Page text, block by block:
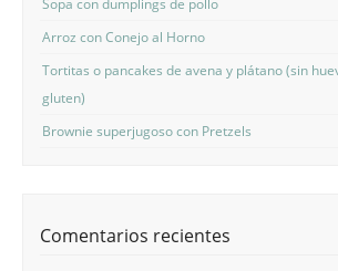
Arroz con Conejo al Horno
Tortitas o pancakes de avena y plátano (sin
gluten)
Brownie superjugoso con Pretzels
Comentarios recientes